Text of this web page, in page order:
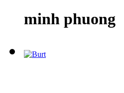
minh phuong